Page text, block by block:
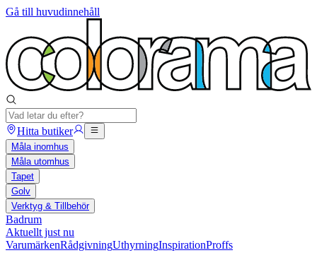
Gå till huvudinnehåll
Hitta butiker
Måla inomhus
Måla utomhus
Tapet
Golv
Verktyg & Tillbehör
Badrum
Aktuellt just nu
VarumärkenRådgivningUthyrningInspirationProffs